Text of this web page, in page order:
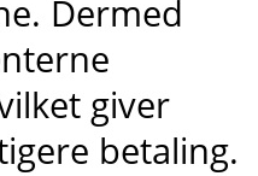
Dermed
giver
betaling.